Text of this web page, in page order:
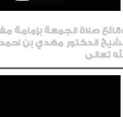
صلاة الجمعة بإمامة
الدكتور مهدي بن
تعالى